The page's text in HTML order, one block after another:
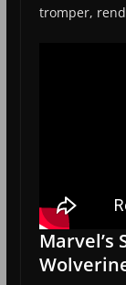
tromper,
Marvel’s